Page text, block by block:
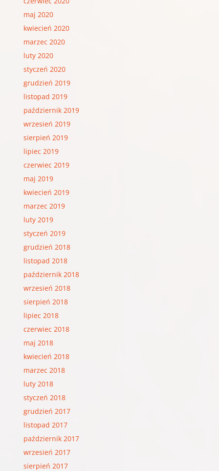
maj 2020
kwiecień 2020
marzec 2020
luty 2020
styczeń 2020
grudzień 2019
listopad 2019
październik 2019
wrzesień 2019
sierpień 2019
lipiec 2019
czerwiec 2019
maj 2019
kwiecień 2019
marzec 2019
luty 2019
styczeń 2019
grudzień 2018
listopad 2018
październik 2018
wrzesień 2018
sierpień 2018
lipiec 2018
czerwiec 2018
maj 2018
kwiecień 2018
marzec 2018
luty 2018
styczeń 2018
grudzień 2017
listopad 2017
październik 2017
wrzesień 2017
sierpień 2017